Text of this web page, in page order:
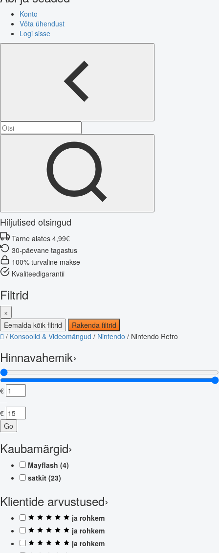
Konto
Võta ühendust
Logi sisse
Hiljutised otsingud
Tarne alates 4,99€
30-päevane tagastus
100% turvaline makse
Kvaliteedigarantii
Filtrid
×
Eemalda kõik filtrid
Rakenda filtrid
/ Konsoolid & Videomängud / Nintendo / Nintendo Retro
Hinnavahemik›
€
—
€
Go
Kaubamärgid›
Mayflash (4)
satkit (23)
Klientide arvustused›
ja rohkem
ja rohkem
ja rohkem